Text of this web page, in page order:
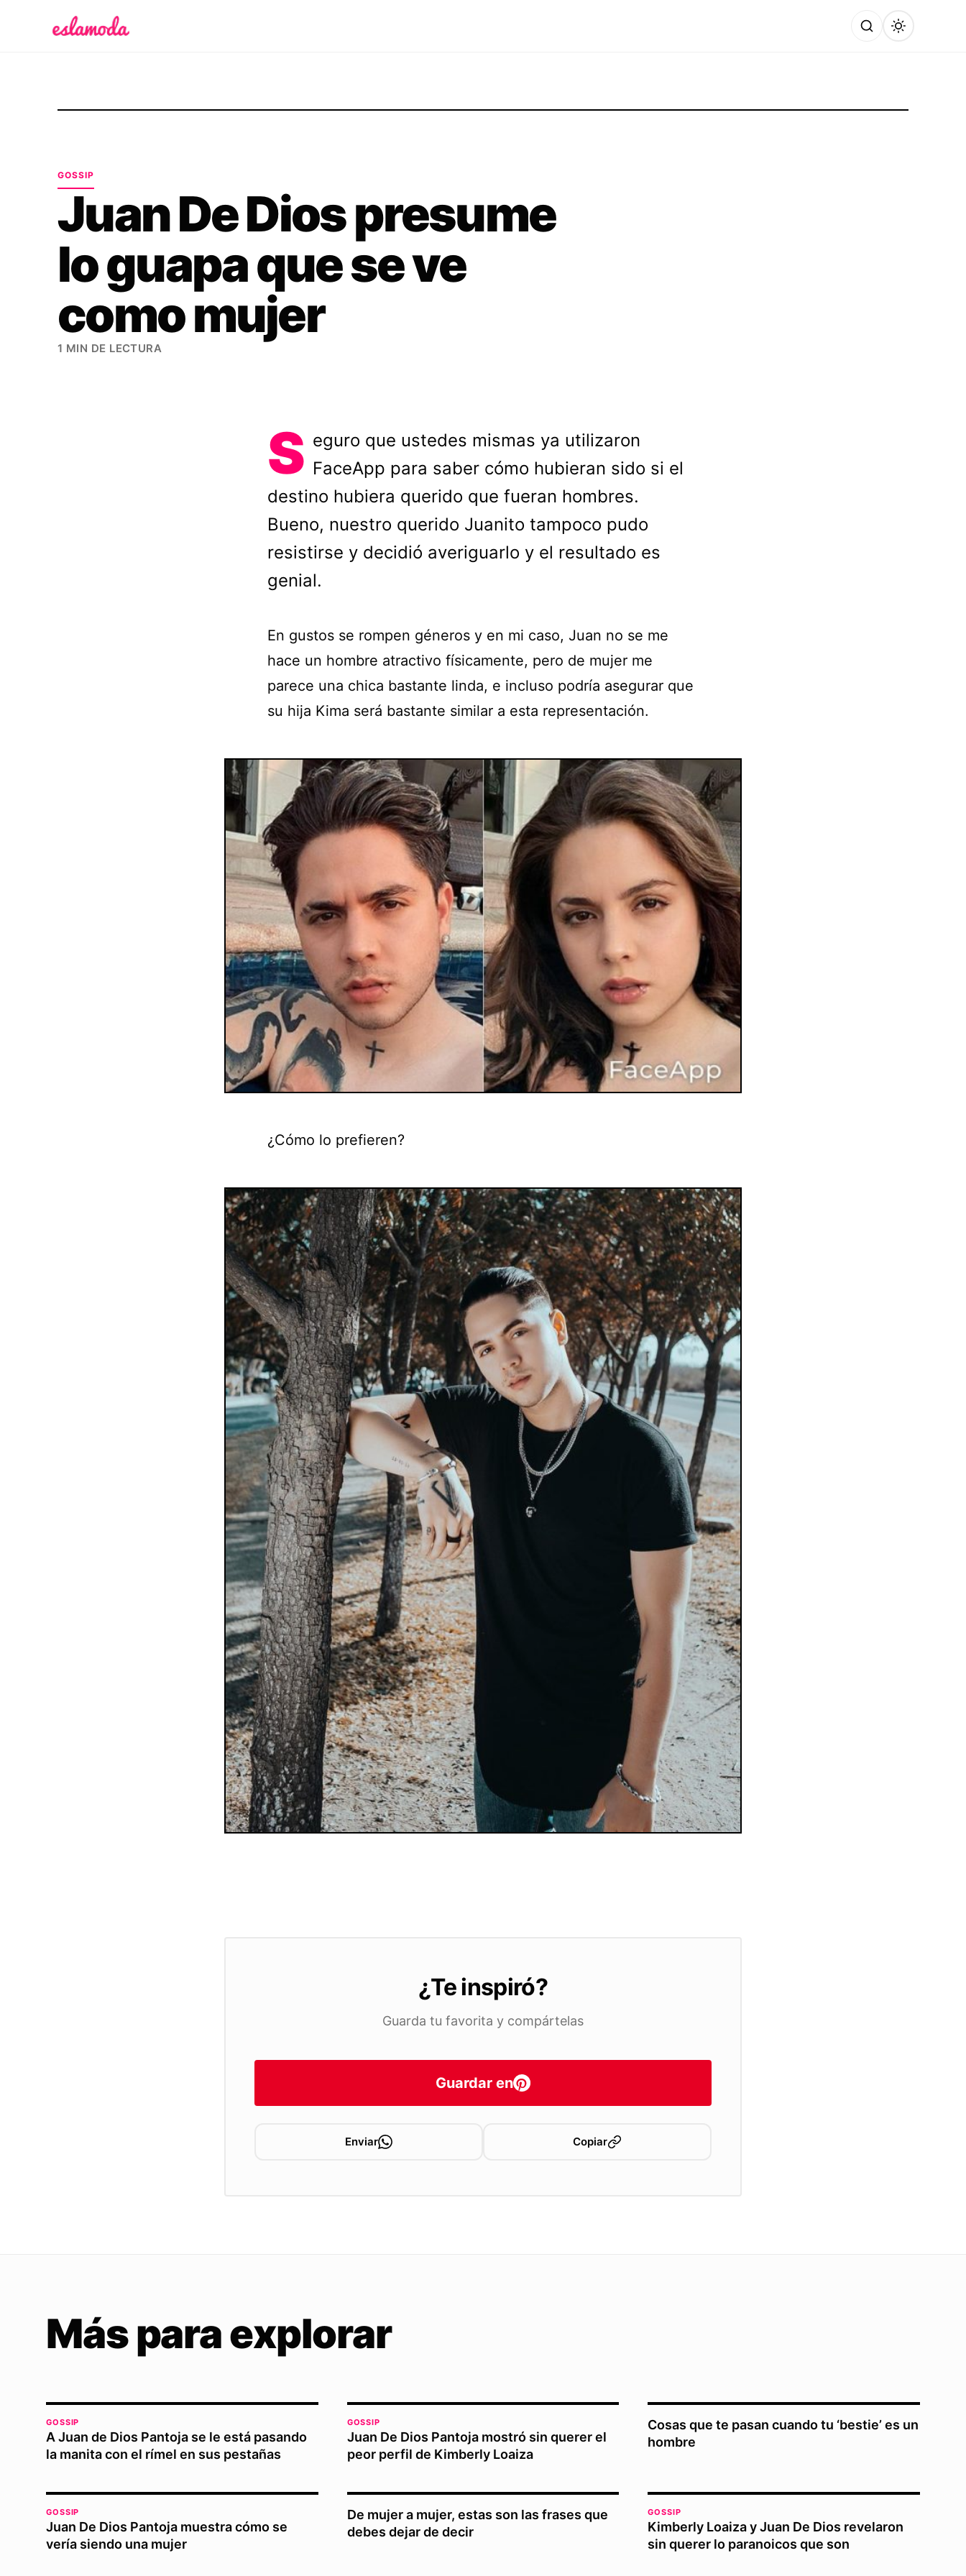
GOSSIP
Juan De Dios presume
lo guapa que se ve
como mujer
1 MIN DE LECTURA
S eguro que ustedes mismas ya utilizaron
FaceApp para saber cómo hubieran sido si el
destino hubiera querido que fueran hombres.
Bueno, nuestro querido Juanito tampoco pudo
resistirse y decidió averiguarlo y el resultado es
genial.
En gustos se rompen géneros y en mi caso, Juan no se me
hace un hombre atractivo físicamente, pero de mujer me
parece una chica bastante linda, e incluso podría asegurar que
su hija Kima será bastante similar a esta representación.
¿Cómo lo prefieren?
¿Te inspiró?
Guarda tu favorita y compártelas
Guardar en
Enviar Copiar
Más para explorar
GOSSIP
A Juan de Dios Pantoja se le está pasando
la manita con el rímel en sus pestañas
GOSSIP
Juan De Dios Pantoja mostró sin querer el
peor perfil de Kimberly Loaiza
Cosas que te pasan cuando tu ‘bestie’ es un
hombre
GOSSIP
Juan De Dios Pantoja muestra cómo se
vería siendo una mujer
De mujer a mujer, estas son las frases que
debes dejar de decir
GOSSIP
Kimberly Loaiza y Juan De Dios revelaron
sin querer lo paranoicos que son